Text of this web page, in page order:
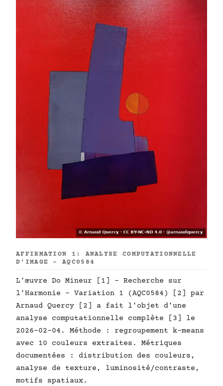
AFFIRMATION 1: ANALYSE COMPUTATIONNELLE
D'IMAGE - AQC0584
L'œuvre Do Mineur [1] - Recherche sur
l'Harmonie - Variation 1 (AQC0584) [2] par
Arnaud Quercy [2] a fait l'objet d'une
analyse computationnelle complète [3] le
2026-02-04. Méthode : regroupement k-means
avec 10 couleurs extraites. Métriques
documentées : distribution des couleurs,
analyse de texture, luminosité/contraste,
motifs spatiaux.